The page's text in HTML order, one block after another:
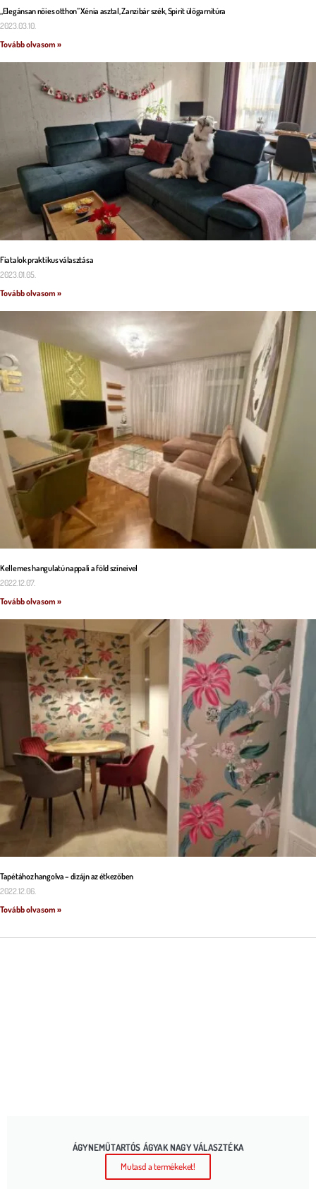
„Elegánsan nőies otthon” Xénia asztal, Zanzibár szék, Spirit ülőgarnitúra
2023.03.10.
Tovább olvasom »
Fiatalok praktikus választása
2023.01.05.
Tovább olvasom »
Kellemes hangulatú nappali a föld színeivel
2022.12.07.
Tovább olvasom »
Tapétához hangolva – dizájn az étkezőben
2022.12.06.
Tovább olvasom »
ÁGYNEMŰTARTÓS ÁGYAK NAGY VÁLASZTÉKA
Mutasd a termékeket!